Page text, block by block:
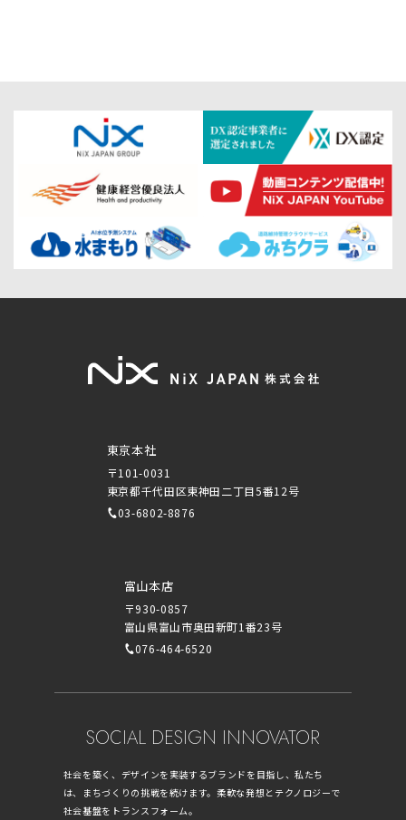
東京本社
〒101-0031
東京都千代田区東神田二丁目5番12号
03-6802-8876
富山本店
〒930-0857
富山県富山市奥田新町1番23号
076-464-6520
SOCIAL DESIGN INNOVATOR
社会を築く、デザインを実装するブランドを目指し、私たち
は、まちづくりの挑戦を続けます。柔軟な発想とテクノロジーで
社会基盤をトランスフォーム。